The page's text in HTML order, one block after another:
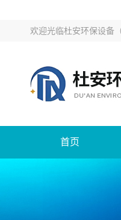
欢迎光临杜安环保设备
首页